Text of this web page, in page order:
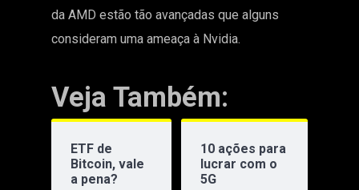
da AMD estão tão avançadas que alguns
consideram uma ameaça à Nvidia.
Veja Também:
ETF de
Bitcoin, vale
a pena?
10 ações para
lucrar com o
5G